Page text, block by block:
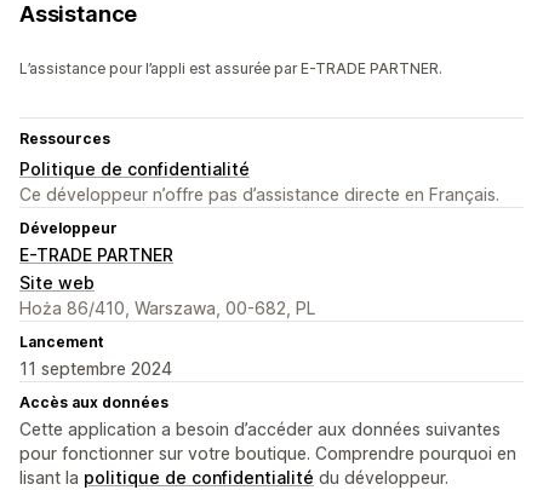
Assistance
L’assistance pour l’appli est assurée par E-TRADE PARTNER.
Ressources
Politique de confidentialité
Ce développeur n’offre pas d’assistance directe en Français.
Développeur
E-TRADE PARTNER
Site web
Hoża 86/410, Warszawa, 00-682, PL
Lancement
11 septembre 2024
Accès aux données
Cette application a besoin d’accéder aux données suivantes
pour fonctionner sur votre boutique. Comprendre pourquoi en
lisant la politique de confidentialité du développeur.